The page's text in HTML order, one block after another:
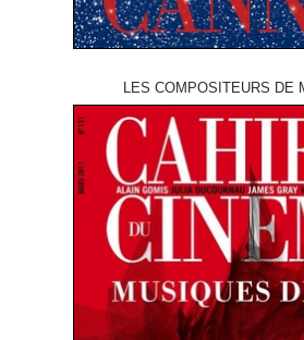
LES COMPOSITEURS DE